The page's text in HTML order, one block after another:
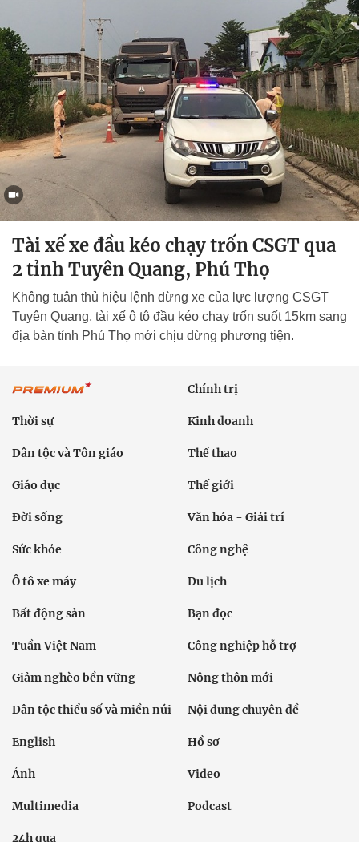
Tài xế xe đầu kéo chạy trốn CSGT qua
2 tỉnh Tuyên Quang, Phú Thọ
Không tuân thủ hiệu lệnh dừng xe của lực lượng CSGT
Tuyên Quang, tài xế ô tô đầu kéo chạy trốn suốt 15km sang
địa bàn tỉnh Phú Thọ mới chịu dừng phương tiện.
Chính trị
Thời sự Kinh doanh
Dân tộc và Tôn giáo Thể thao
Giáo dục Thế giới
Đời sống Văn hóa - Giải trí
Sức khỏe Công nghệ
Ô tô xe máy Du lịch
Bất động sản Bạn đọc
Tuần Việt Nam Công nghiệp hỗ trợ
Giảm nghèo bền vững Nông thôn mới
Dân tộc thiểu số và miền núi Nội dung chuyên đề
English Hồ sơ
Ảnh Video
Multimedia Podcast
24h qua